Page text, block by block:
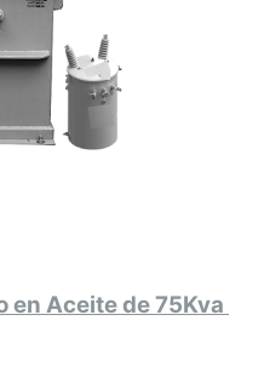
Aceite de 75Kva 